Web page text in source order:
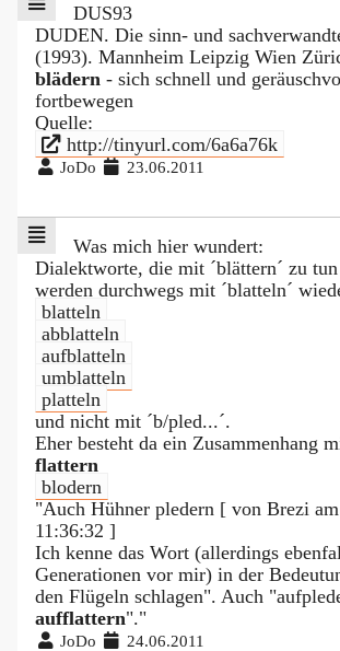
DUS93
DUDEN. Die sinn- und
(1993). Mannheim Leipzig Wien
blädern - sich schnell und
fortbewegen
Quelle:
http://tinyurl.com/6a6a76k
JoDo 23.06.2011
Was mich hier wundert:
Dialektworte, die mit ´blättern´ zu tun
werden durchwegs mit ´blatteln´
blatteln
abblatteln
aufblatteln
umblatteln
platteln
und nicht mit ´b/pled...´.
Eher besteht da ein Zusammenhang
flattern
blodern
"Auch Hühner pledern [ von Brezi
11:36:32 ]
Ich kenne das Wort (allerdings
Generationen vor mir) in der
den Flügeln schlagen". Auch
aufflattern"."
JoDo 24.06.2011